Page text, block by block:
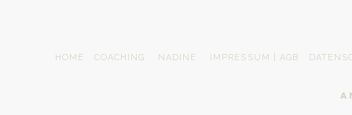
HOME COACHING NADINE IMPRESSUM | AGB